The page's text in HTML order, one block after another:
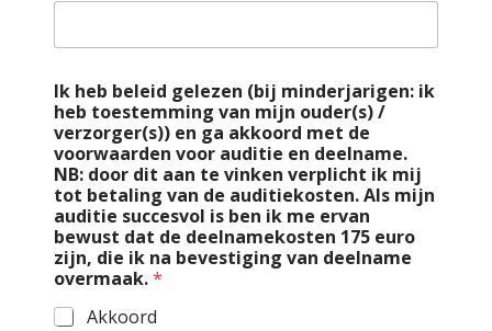
Ik heb beleid gelezen (bij minderjarigen: ik
heb toestemming van mijn ouder(s) /
verzorger(s)) en ga akkoord met de
voorwaarden voor auditie en deelname.
NB: door dit aan te vinken verplicht ik mij
tot betaling van de auditiekosten. Als mijn
auditie succesvol is ben ik me ervan
bewust dat de deelnamekosten 175 euro
zijn, die ik na bevestiging van deelname
overmaak.*
Akkoord